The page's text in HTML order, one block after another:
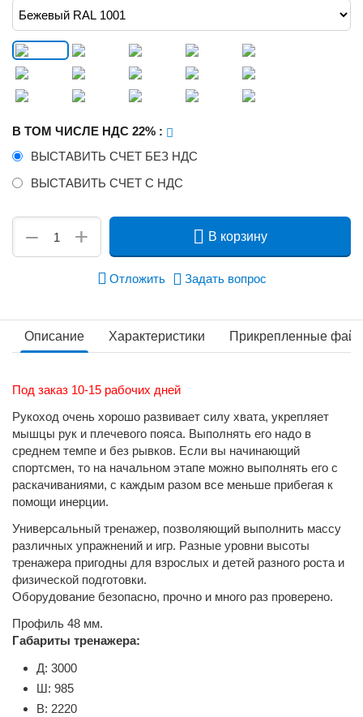
В ТОМ ЧИСЛЕ НДС 22% :
ВЫСТАВИТЬ СЧЕТ БЕЗ НДС
ВЫСТАВИТЬ СЧЕТ С НДС
+
− В корзину
Отложить Задать вопрос
Описание Характеристики Прикрепленные
Под заказ 10-15 рабочих дней
Рукоход очень хорошо развивает силу хвата, укрепляет
мышцы рук и плечевого пояса. Выполнять его надо в
среднем темпе и без рывков. Если вы начинающий
спортсмен, то на начальном этапе можно выполнять его с
раскачиваниями, с каждым разом все меньше прибегая к
помощи инерции.
Универсальный тренажер, позволяющий выполнить массу
различных упражнений и игр. Разные уровни высоты
тренажера пригодны для взрослых и детей разного роста и
физической подготовки.
Оборудование безопасно, прочно и много раз проверено.
Профиль 48 мм.
Габариты тренажера:
Д: 3000
Ш: 985
В: 2220